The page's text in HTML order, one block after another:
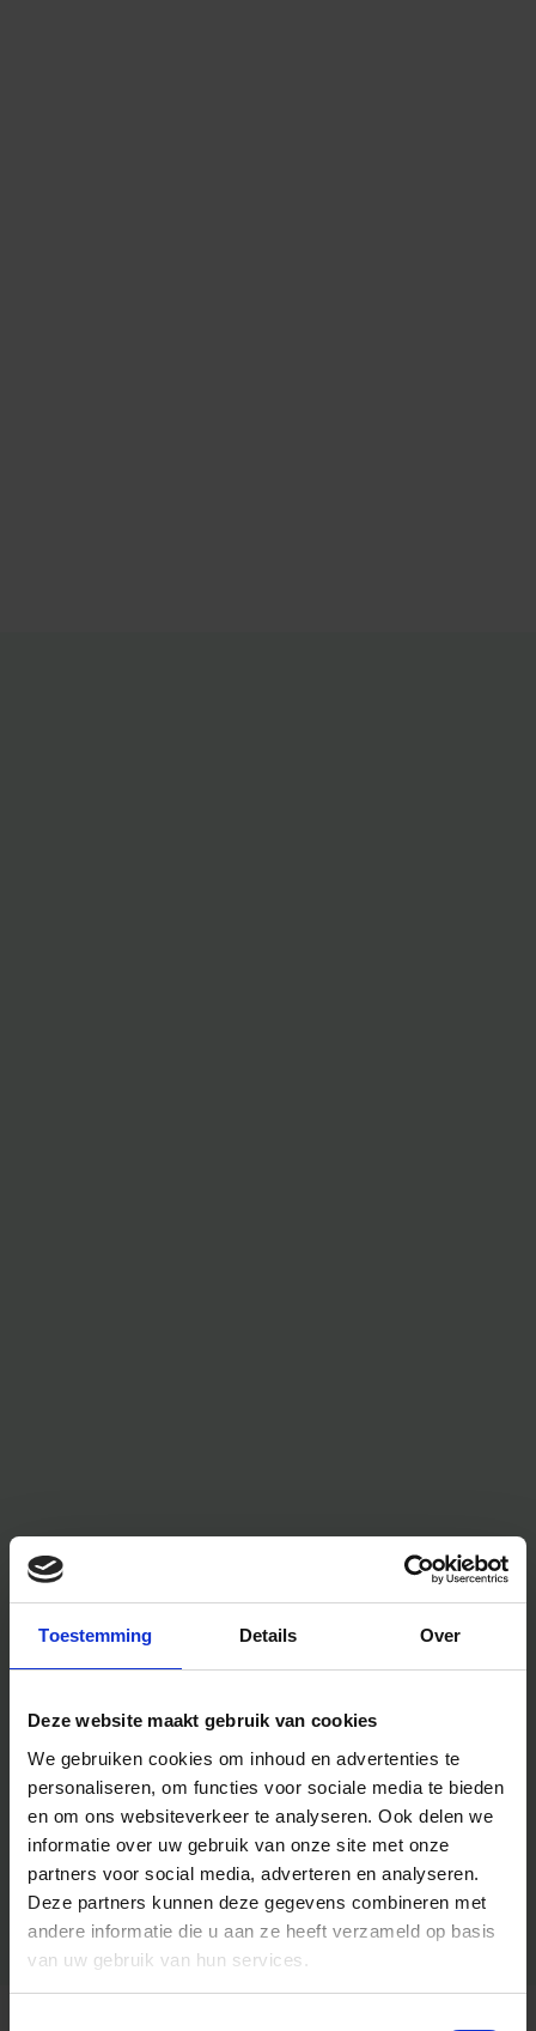
Toestemming Details Over
Deze website maakt gebruik van cookies
We gebruiken cookies om inhoud en advertenties te
personaliseren, om functies voor sociale media te bieden
en om ons websiteverkeer te analyseren. Ook delen we
informatie over uw gebruik van onze site met onze
partners voor social media, adverteren en analyseren.
Deze partners kunnen deze gegevens combineren met
andere informatie die u aan ze heeft verzameld op basis
van uw gebruik van hun services.